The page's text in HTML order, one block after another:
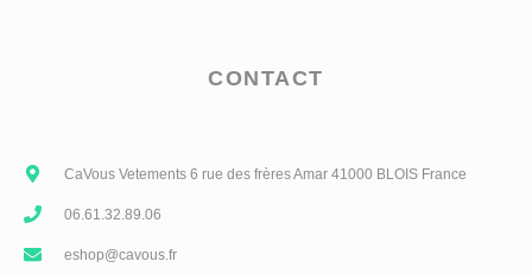
page
du
produit
CONTACT
CaVous Vetements 6 rue des frères Amar 41000 BLOIS France
06.61.32.89.06
eshop@cavous.fr